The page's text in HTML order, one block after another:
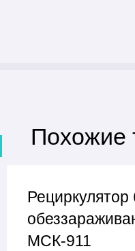
Похожие
МСК-911